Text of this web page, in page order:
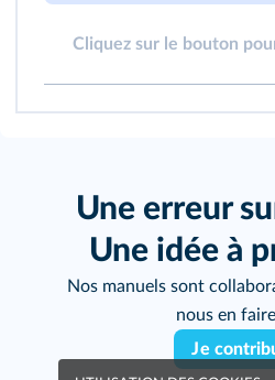
Cliquez sur le bouton
Une erreur
Une idée à
Nos manuels sont
nous en
Je